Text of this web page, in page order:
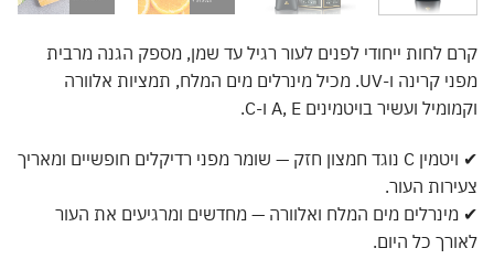
קרם לחות ייחודי לפנים לעור רגיל עד שמן, מספק הגנה מרבית
מפני קרינה ו-UV. מכיל מינרלים מים המלח, תמציות אלוורה
וקמומיל ועשיר בויטמינים A, E ו-C.
✔ ויטמין C נוגד חמצון חזק — שומר מפני רדיקלים חופשיים ומאריך
צעירות העור.
✔ מינרלים מים המלח ואלוורה — מחדשים ומרגיעים את העור
לאורך כל היום.